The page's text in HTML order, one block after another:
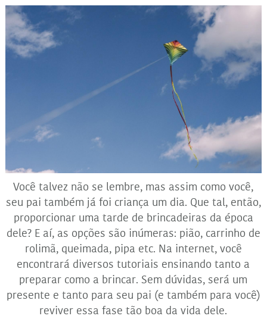
Você talvez não se lembre, mas assim como você,
seu pai também já foi criança um dia. Que tal, então,
proporcionar uma tarde de brincadeiras da época
dele? E aí, as opções são inúmeras: pião, carrinho de
rolimã, queimada, pipa etc. Na internet, você
encontrará diversos tutoriais ensinando tanto a
preparar como a brincar. Sem dúvidas, será um
presente e tanto para seu pai (e também para você)
reviver essa fase tão boa da vida dele.